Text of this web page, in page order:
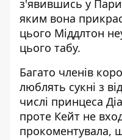
з'явившись у
яким вона
цього Міддлтон
цього табу.
Багато членів
люблять сукні з
числі принцеса
проте Кейт не
прокоментувала,